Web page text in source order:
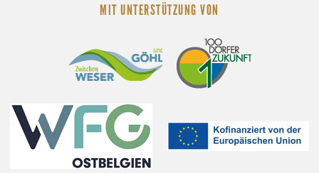
MIT UNTERSTÜTZUNG VON